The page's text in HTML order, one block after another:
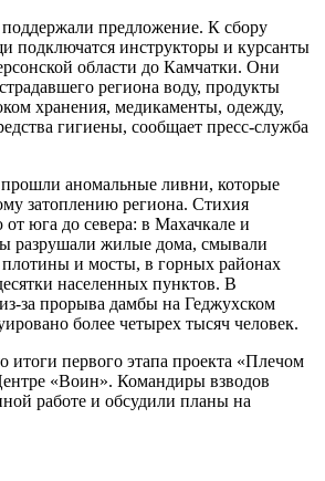
предложение. К сбору
подключатся инструкторы и курсанты
области до Камчатки. Они
региона воду, продукты
хранения, медикаменты, одежду,
гигиены, сообщает пресс-служба
прошли аномальные ливни, которые
затоплению региона. Стихия
юга до севера: в Махачкале и
разрушали жилые дома, смывали
и мосты, в горных районах
населенных пунктов. В
за прорыва дамбы на Геджухском
более четырех тысяч человек.
итоги первого этапа проекта «Плечом
«Воин». Командиры взводов
работе и обсудили планы на